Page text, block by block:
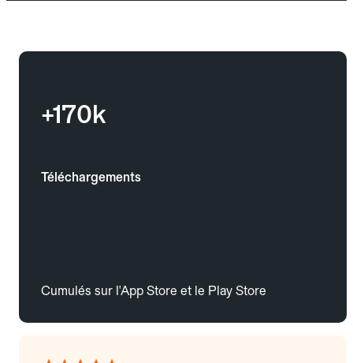
+170k
Téléchargements
Cumulés sur l'App Store et le Play Store